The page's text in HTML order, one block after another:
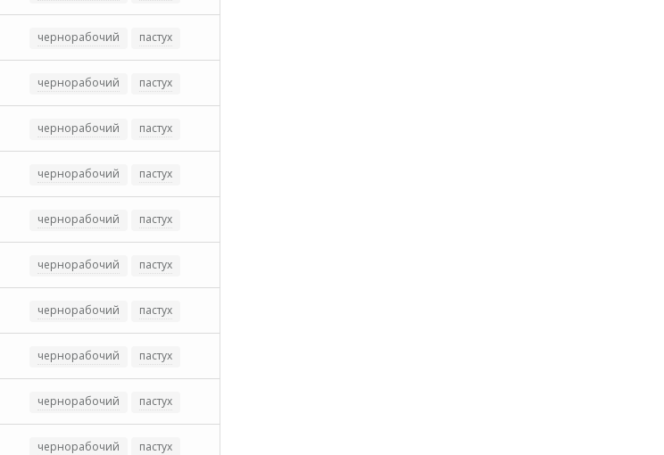
чернорабочий пастух
чернорабочий пастух
чернорабочий пастух
чернорабочий пастух
чернорабочий пастух
чернорабочий пастух
чернорабочий пастух
чернорабочий пастух
чернорабочий пастух
чернорабочий пастух